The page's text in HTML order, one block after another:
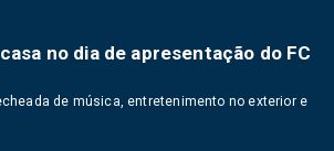
no dia de apresentação do FC
de música, entretenimento no exterior e